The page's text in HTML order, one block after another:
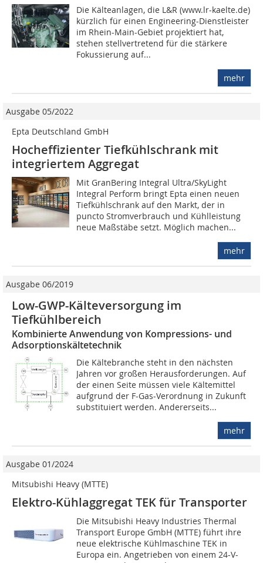
Die Kälteanlagen, die L&R (www.lr-kaelte.de)
kürzlich für einen Engineering-Dienstleister
im Rhein-Main-Gebiet projektiert hat,
stehen stellvertretend für die stärkere
Fokussierung auf...
mehr
Ausgabe 05/2022
Epta Deutschland GmbH
Hocheffizienter Tiefkühlschrank mit
integriertem Aggregat
Mit GranBering Integral Ultra/SkyLight
Integral Perform bringt Epta einen neuen
Tiefkühlschrank auf den Markt, der in
puncto Stromverbrauch und Kühlleistung
neue Maßstäbe setzt. Möglich machen...
mehr
Ausgabe 06/2019
Low-GWP-Kälteversorgung im
Tiefkühlbereich
Kombinierte Anwendung von Kompressions- und
Adsorptionskältetechnik
Die Kältebranche steht in den nächsten
Jahren vor großen Herausforderungen. Auf
der einen Seite müssen viele Kältemittel
aufgrund der F-Gas-Verordnung in Zukunft
substituiert werden. Andererseits...
mehr
Ausgabe 01/2024
Mitsubishi Heavy (MTTE)
Elektro-Kühlaggregat TEK für Transporter
Die Mitsubishi Heavy Indus­tries Thermal
Transport Europe GmbH (MTTE) führt ihre
neue elektrische Kühlmaschine TEK in
Europa ein. Angetrieben von einem 24-V-